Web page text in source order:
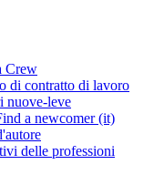
Crew
di contratto di lavoro
nuove-leve
a newcomer (it)
delle professioni